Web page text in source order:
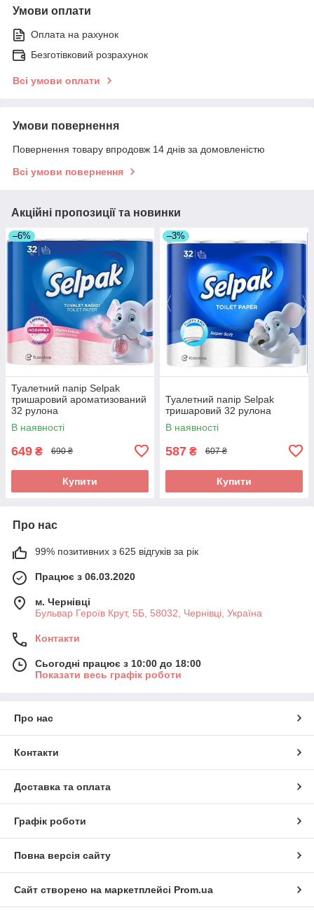
Умови оплати
Оплата на рахунок
Безготівковий розрахунок
Всі умови оплати
Умови повернення
Повернення товару впродовж 14 днів за домовленістю
Всі умови повернення
Акційні пропозиції та новинки
–6%
Туалетний папір Selpak
тришаровий ароматизований
32 рулона
В наявності
649 ₴ 690 ₴
Купити
–3%
Туалетний папір Selpak
тришаровий 32 рулона
В наявності
587 ₴ 607 ₴
Купити
Про нас
99% позитивних з 625 відгуків за рік
Працює з 06.03.2020
м. Чернівці
Бульвар Героїв Крут, 5Б, 58032, Чернівці, Україна
Контакти
Сьогодні працює з 10:00 до 18:00
Показати весь графік роботи
Про нас
Контакти
Доставка та оплата
Графік роботи
Повна версія сайту
Сайт створено на маркетплейсі Prom.ua